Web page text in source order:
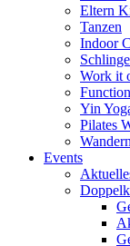
Eltern
Tanzen
Indoor
Work it
Yin
Pilates
Events